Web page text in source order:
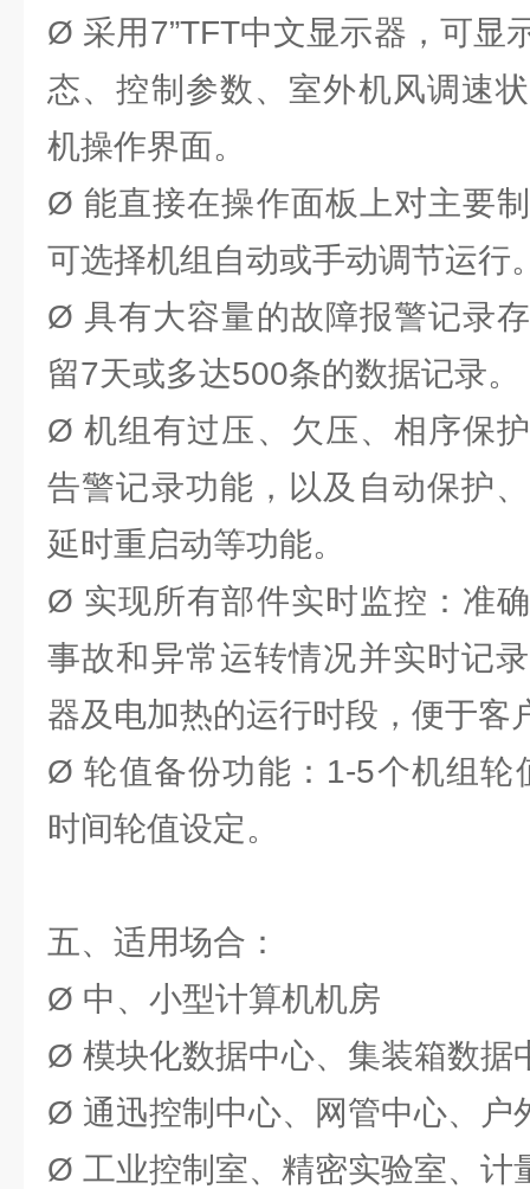
Ø 采用7”TFT中文显示器，可显
态、控制参数、室外机风调速
机操作界面。
Ø 能直接在操作面板上对主要
可选择机组自动或手动调节运行
Ø 具有大容量的故障报警记录
留7天或多达500条的数据记录。
Ø 机组有过压、欠压、相序保
告警记录功能，以及自动保护
延时重启动等功能。
Ø 实现所有部件实时监控：准
事故和异常运转情况并实时记
器及电加热的运行时段，便于客
Ø 轮值备份功能：1-5个机组轮
时间轮值设定。
五、适用场合：
Ø 中、小型计算机机房
Ø 模块化数据中心、集装箱数据
Ø 通迅控制中心、网管中心、户
Ø 工业控制室、精密实验室、计